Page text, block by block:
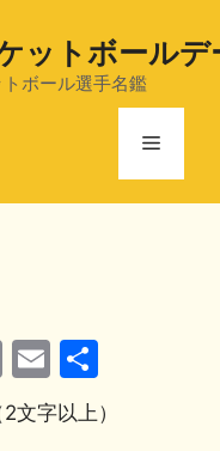
ットボールデ
ボール選手名鑑
メ
C
o
p
E
m
ai
有
文字以上）